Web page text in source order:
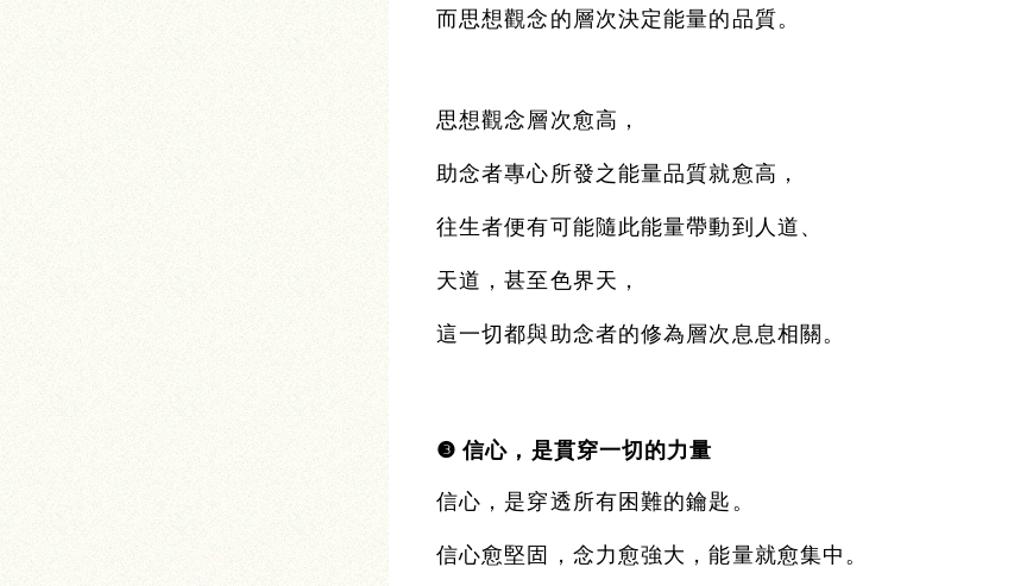
而思想觀念的層次決定能量的品質。
思想觀念層次愈高，
助念者專心所發之能量品質就愈高，
往生者便有可能隨此能量帶動到人道、
天道，甚至色界天，
這一切都與助念者的修為層次息息相關。
❸ 信心，是貫穿一切的力量
信心，是穿透所有困難的鑰匙。
信心愈堅固，念力愈強大，能量就愈集中。